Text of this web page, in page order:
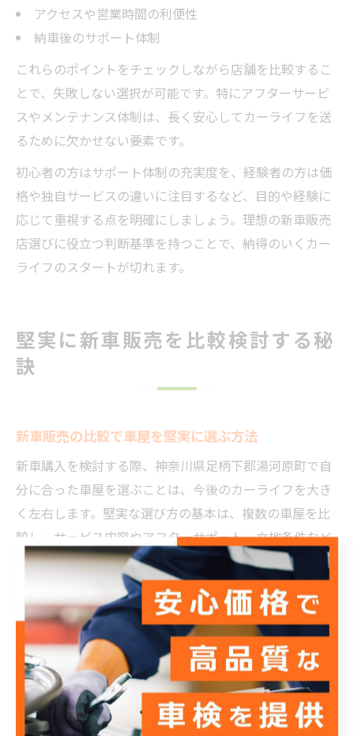
アクセスや営業時間の利便性
納車後のサポート体制
これらのポイントをチェックしながら店舗を比較するこ
とで、失敗しない選択が可能です。特にアフターサービ
スやメンテナンス体制は、長く安心してカーライフを送
るために欠かせない要素です。
初心者の方はサポート体制の充実度を、経験者の方は価
格や独自サービスの違いに注目するなど、目的や経験に
応じて重視する点を明確にしましょう。理想の新車販売
店選びに役立つ判断基準を持つことで、納得のいくカー
ライフのスタートが切れます。
堅実に新車販売を比較検討する秘
訣
新車販売の比較で車屋を堅実に選ぶ方法
新車購入を検討する際、神奈川県足柄下郡湯河原町で自
分に合った車屋を選ぶことは、今後のカーライフを大き
く左右します。堅実な選び方の基本は、複数の車屋を比
較し、サービス内容やアフターサポート、立地条件など
総合的に判断することです。特に新車販売では、ディー
ラー系・地元密着型・整備工場併設など店舗ごとに特徴
が異なるため、事前の情報収集が重要です。
比較の際は、店舗の公式サイトや口コミ情報、実際に訪
問してのヒアリングなどを組み合わせて行うのが効果的
です。例えば、希望車種の在庫状況や、納車までの流
れ、アフターサービスの充実度などを具体的に質問して